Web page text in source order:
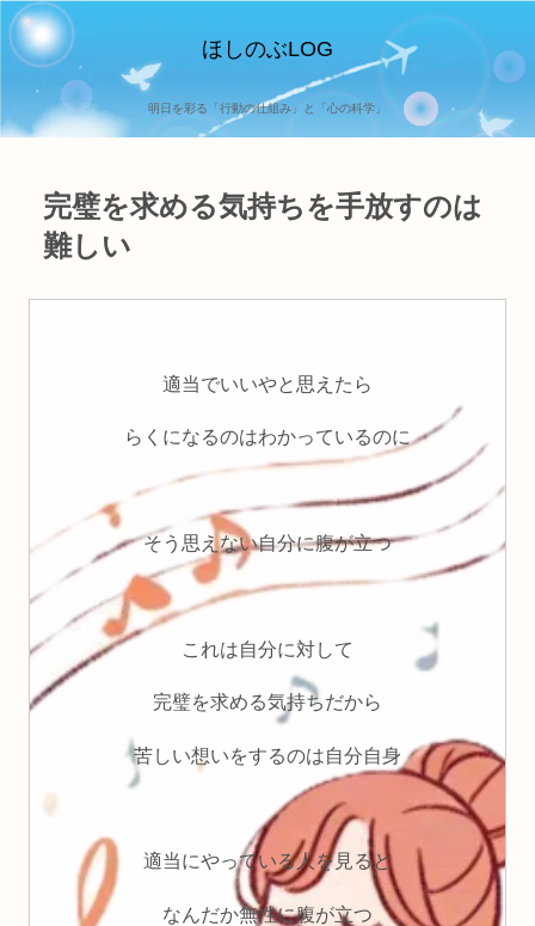
ほしのぶLOG
明日を彩る「行動の仕組み」と「心の科学」
完璧を求める気持ちを手放すのは
難しい
適当でいいやと思えたら
らくになるのはわかっているのに
そう思えない自分に腹が立つ
これは自分に対して
完璧を求める気持ちだから
苦しい想いをするのは自分自身
適当にやっている人を見ると
なんだか無性に腹が立つ